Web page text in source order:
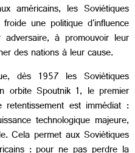
américains, les Soviétiques
une politique d'influence
à promouvoir leur
des nations à leur cause.
dès 1957 les Soviétiques
orbite Spoutnik 1, le premier
est immédiat :
technologique majeure,
Cela permet aux Soviétiques